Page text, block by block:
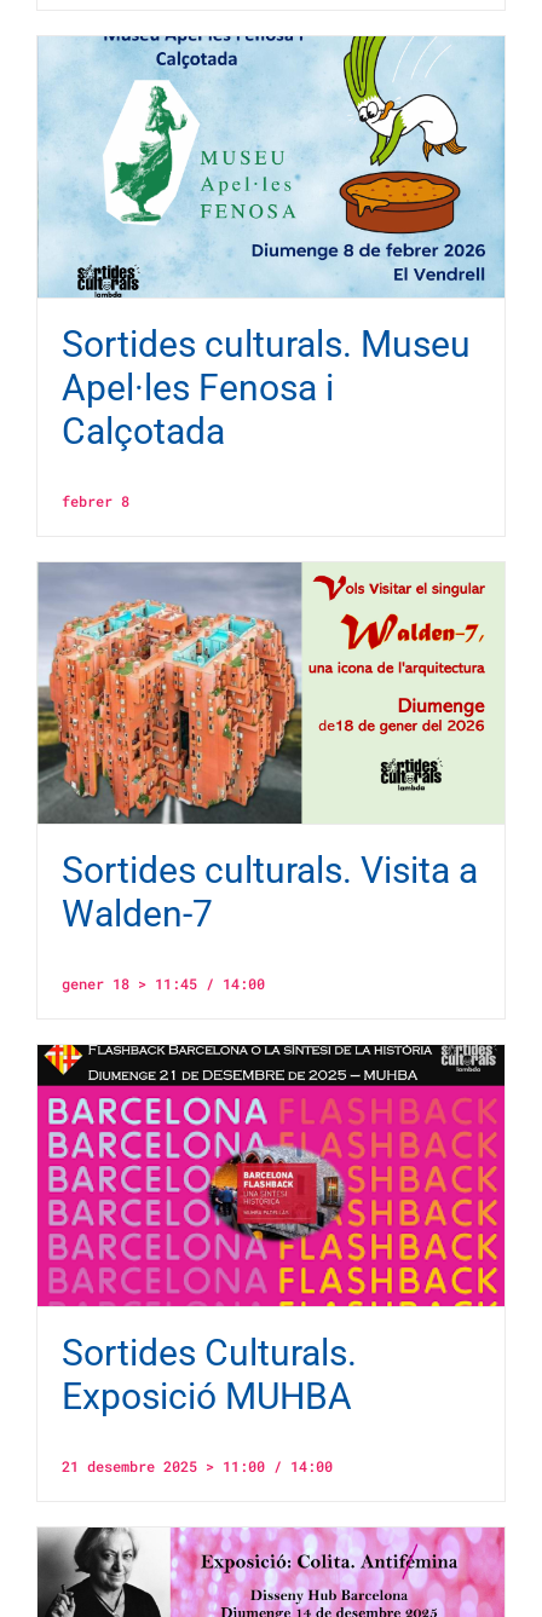
Sortides culturals. Museu
Apel·les Fenosa i
Calçotada
febrer 8
Sortides culturals. Visita a
Walden-7
gener 18 > 11:45/ 14:00
Sortides Culturals.
Exposició MUHBA
21 desembre 2025 > 11:00/ 14:00